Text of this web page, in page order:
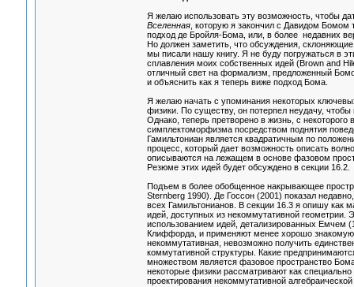
Я желаю использовать эту возможность, чтобы
Вселенная, которую я закончил с Давидом Бомом
подход де Бройля-Бома, или, в более недавних
Но должен заметить, что обсуждения,
мы писали нашу книгу. Я не буду погружаться в
сплавления моих собственных идей (Brown and
отличный свет на формализм, предложенный
и объяснить как я теперь виже подход Бома.
Я желаю начать с упоминания некоторых
физики. По существу, он потерпел неудачу,
Однако, теперь претворено в жизнь, с
симплектоморфизма посредством поднятия
Гамильтониан является квадратичным по
процесс, который дает возможность описать
описываются на лежащем в основе фазовом
Резюме этих идей будет обсуждено в секции 16.2.
Подъем в более обобщенное накрывающее
Sternberg 1990). Де Госсон (2001) показал
всех Гамильтонианов. В секции 16.3 я опишу как
идей, доступных из некоммутативной геометрии.
использованием идей, детализированных Емчем
Клиффорда, и применяют менее хорошо знакомую
некоммутативная, невозможно получить
коммутативной структуры. Какие
множеством является фазовое пространство
некоторые физики рассматривают как
проектирования некоммутативной